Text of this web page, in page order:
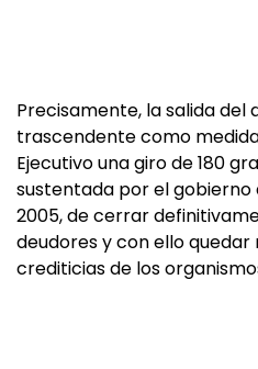
Precisamente, la salida del
trascendente como
Ejecutivo una giro de 180
sustentada por el gobierno
2005, de cerrar
deudores y con ello
crediticias de los